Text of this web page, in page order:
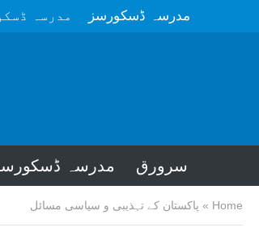
مدرسہ ڈسکورسز مدرسہ
سرورق مدرسہ
Home
» پاکستان کے تہذیبی و سیاسی مسائل